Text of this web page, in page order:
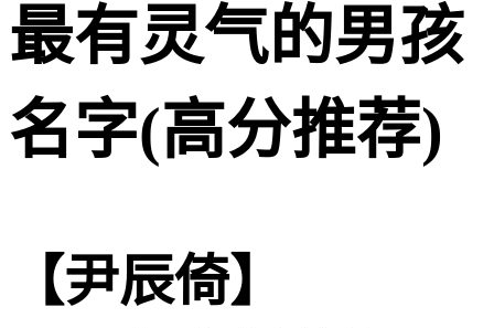
最有灵气的男孩
名字(高分推荐)
【尹辰倚】